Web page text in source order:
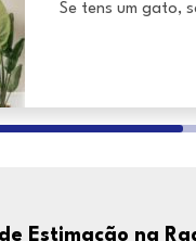
Se tens um gato,
Estimação na